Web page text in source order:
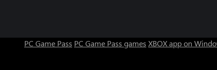
PC Game Pass PC Game Pass games XBOX app on